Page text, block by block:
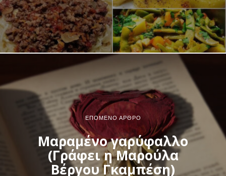
ΕΠΌΜΕΝΟ ΆΡΘΡΟ
Μαραμένο γαρύφαλλο
(Γράφει η Μαρούλα
Βέργου Γκαμπέση)